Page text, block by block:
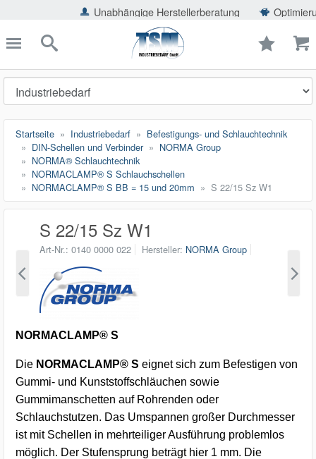
Unabhängige Herstellerberatung Optimierung der
schließen
Suche
Startseite Industriebedarf
Befestigungs- und Schlauchtechnik
DIN-Schellen und Verbinder
NORMA Group
NORMA® Schlauchtechnik
NORMACLAMP® S Schlauchschellen
NORMACLAMP® S BB = 15 und 20mm
S 22/15 Sz W1
S 22/15 Sz W1
Art-Nr. 0140 0000 022 Hersteller NORMA Group
NORMACLAMP® S
Die NORMACLAMP® S eignet sich zum Befestigen von
Gummi- und Kunststoffschläuchen sowie
Gummimanschetten auf Rohrenden oder
Schlauchstutzen. Das Umspannen großer Durchmesser
ist mit Schellen in mehrteiliger Ausführung problemlos
möglich. Der Stufensprung beträgt hier 1 mm. Die